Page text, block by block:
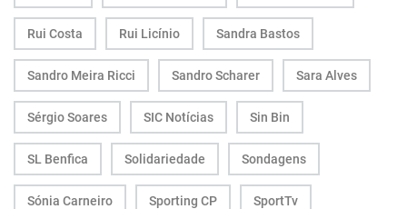
Rui Costa Rui Licínio Sandra Bastos
Sandro Meira Ricci Sandro Scharer Sara Alves
Sérgio Soares SIC Notícias Sin Bin
SL Benfica Solidariedade Sondagens
Sónia Carneiro Sporting CP SportTv